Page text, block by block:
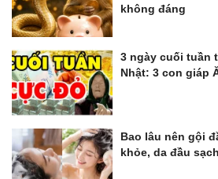
không đáng
3 ngày cuối tuần
Nhật: 3 con giáp
Bao lâu nên gội
khỏe, da đầu